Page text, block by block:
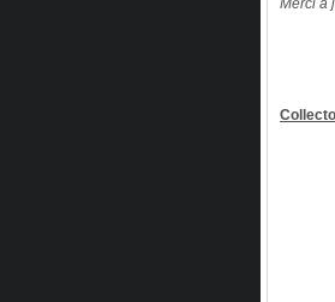
Merci à